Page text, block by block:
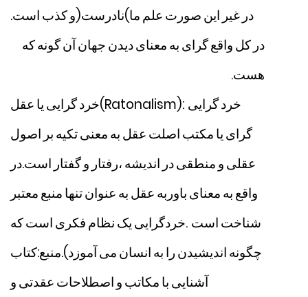
در غیر اینصورتعلمما(نادرست)وکذباست.
در کلواقعگرایبهمعنایدیدنجهانآنگونهکه
هست.
خردگرایی (Ratonalism):خردگرایییاعقل
گراییامکتباصلتعقلبهمعنیتکیهبر اصول
عقلیومنطقیدر اندیشه،رفتار وگفتار است.در
واقعبهمعنایباوربهعقلبهعنوانتنهامنبعمعتبر
شناختاست .خردگرایییکنظامفکریاستکه
چگونهاندیشیدنرابهانسانمیآموزد.(منبع:کتاب
آشناییبامکاتبواصطلاحاتعقدتیو